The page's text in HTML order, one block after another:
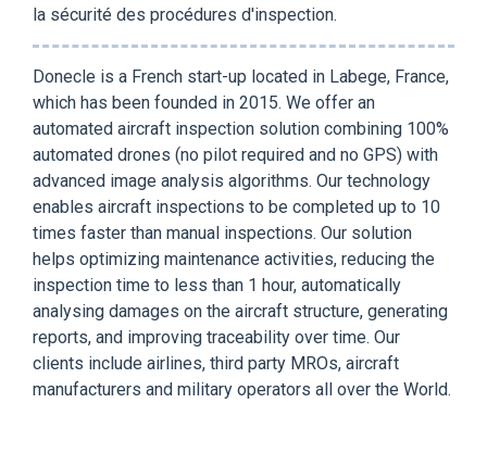
la sécurité des procédures d'inspection.
Donecle is a French start-up located in Labege, France,
which has been founded in 2015. We offer an
automated aircraft inspection solution combining 100%
automated drones (no pilot required and no GPS) with
advanced image analysis algorithms. Our technology
enables aircraft inspections to be completed up to 10
times faster than manual inspections. Our solution
helps optimizing maintenance activities, reducing the
inspection time to less than 1 hour, automatically
analysing damages on the aircraft structure, generating
reports, and improving traceability over time. Our
clients include airlines, third party MROs, aircraft
manufacturers and military operators all over the World.